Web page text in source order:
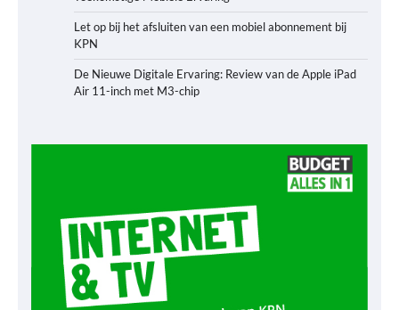
Let op bij het afsluiten van een mobiel abonnement bij
KPN
De Nieuwe Digitale Ervaring: Review van de Apple iPad
Air 11-inch met M3-chip